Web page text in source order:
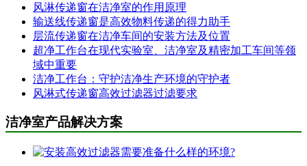
风淋传递窗在洁净室的作用原理
输送线传递窗是高效物料传递的得力助手
层流传递窗在洁净车间的安装方法及位置
超净工作台在现代实验室、洁净室及精密加工车间等领
域中重要
洁净工作台：守护洁净生产环境的守护者
风淋式传递窗高效过滤器过滤要求
洁净室产品解决方案